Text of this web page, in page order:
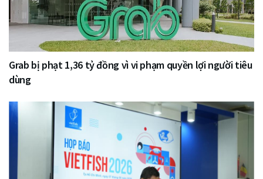
Grab bị phạt 1,36 tỷ đồng vì vi phạm quyền lợi người tiêu
dùng